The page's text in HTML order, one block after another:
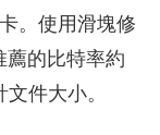
。使用滑塊修
薦的比特率約
件大小。